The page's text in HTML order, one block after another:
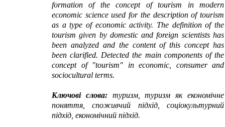
formation of the concept
of tourism in modern
economic scienceused for the description of tourism
as a type of economic activity. The definition of the
tourism given by domestic and foreign scientists has
been analyzed and the content of this concept has
been clarified. Detected the main components of the
concept of "tourism" in economic consumer and
sociocultural terms.
Ключові слова: туризм, туризм як економічне
поняття, споживчий підхід, соціокультурний
підхід, економічний підхід.